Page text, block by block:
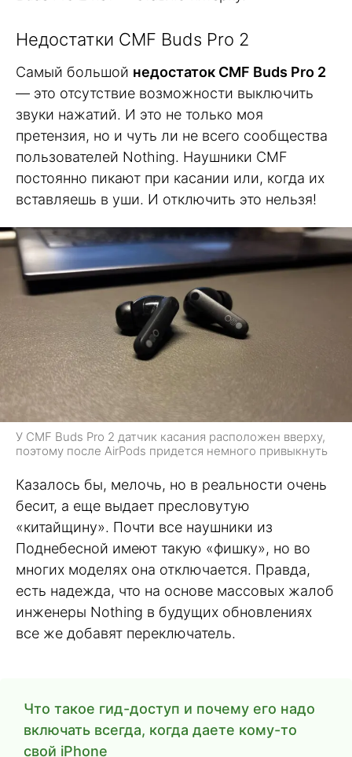
Недостатки CMF Buds Pro 2
Самый большой недостаток CMF Buds Pro 2
— это отсутствие возможности выключить
звуки нажатий. И это не только моя
претензия, но и чуть ли не всего сообщества
пользователей Nothing. Наушники CMF
постоянно пикают при касании или, когда их
вставляешь в уши. И отключить это нельзя!
У CMF Buds Pro 2 датчик касания расположен вверху,
поэтому после AirPods придется немного привыкнуть
Казалось бы, мелочь, но в реальности очень
бесит, а еще выдает пресловутую
«китайщину». Почти все наушники из
Поднебесной имеют такую «фишку», но во
многих моделях она отключается. Правда,
есть надежда, что на основе массовых жалоб
инженеры Nothing в будущих обновлениях
все же добавят переключатель.
Что такое гид-доступ и почему его надо
включать всегда, когда даете кому-то
свой iPhone